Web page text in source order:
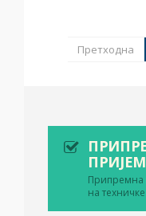
Претходна
Припремна
на